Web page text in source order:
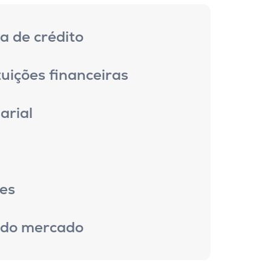
de crédito
financeiras
mercado